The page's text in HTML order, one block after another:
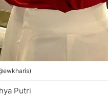
Putri